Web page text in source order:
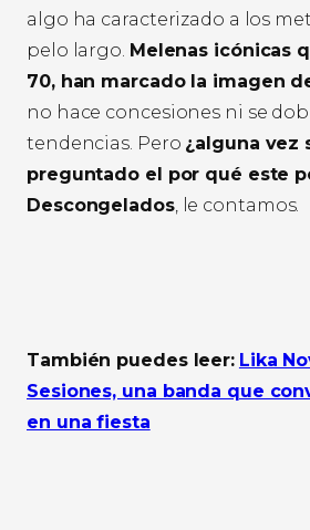
algo ha caracterizado a los
pelo largo. Melenas icónicas
70, han marcado la imagen
no hace concesiones ni se
tendencias. Pero ¿alguna vez
preguntado el por qué este
Descongelados, le contamos.
También puedes leer: Lika
Sesiones, una banda que
en una fiesta